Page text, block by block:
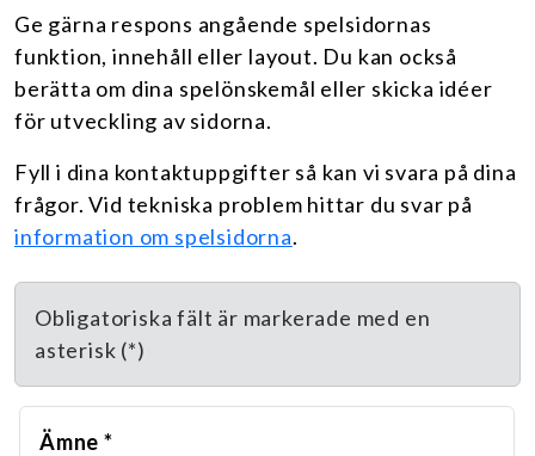
Ge gärna respons angående spelsidornas
funktion, innehåll eller layout. Du kan också
berätta om dina spelönskemål eller skicka idéer
för utveckling av sidorna.
Fyll i dina kontaktuppgifter så kan vi svara på dina
frågor. Vid tekniska problem hittar du svar på
information om spelsidorna.
Obligatoriska fält är markerade med en
asterisk (*)
Ämne